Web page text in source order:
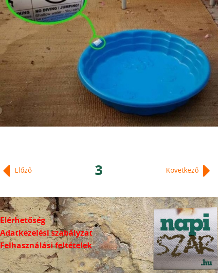
Előző Következő
3
Elérhetőség
Adatkezelési szabályzat
Felhasználási feltételek